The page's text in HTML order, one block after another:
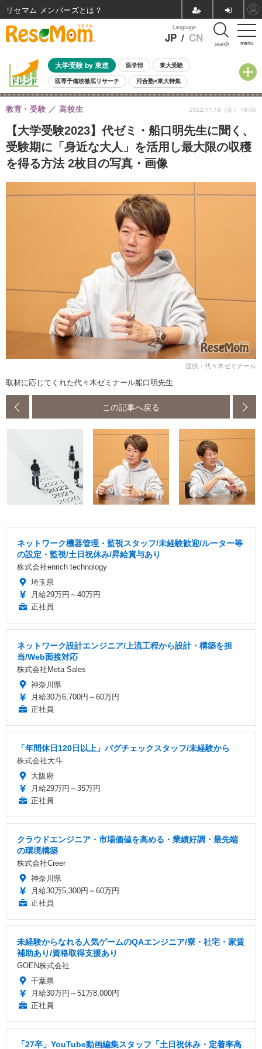
menu
Language
JP / CN search
大学受験 by 東進 医学部 東大受験
医専予備校徹底リサーチ 河合塾×東大特集
親子で考える大学選び 高校受験 中学受験 小学校受験
共通テスト 夏休み
8月開催イベント・WS 全国公立高校 過去問 人気記事
自由研究教材（小学生向け） 自由研究教材（中学生向け） ランキング
【大学受験2023】代ゼミ・船口明先生に聞く、
受験期に「身近な大人」を活用し最大限の収穫
を得る方法 2枚目の写真・画像
教育・受験 高校生 2022.11.18（金） 19:45
提供：代々木ゼミナール
取材に応じてくれた代々木ゼミナール船口明先生
この記事へ戻る
ネットワーク機器管理・監視スタッフ/未経験歓迎/ルーター等
の設定・監視/土日祝休み/昇給賞与あり
株式会社enrich technology
埼玉県
月給29万円～40万円
正社員
ネットワーク設計エンジニア/上流工程から設計・構築を担
当/Web面接対応
株式会社Meta Sales
神奈川県
月給30万6,700円～60万円
正社員
「年間休日120日以上」バグチェックスタッフ/未経験から
株式会社大斗
大阪府
月給29万円～35万円
正社員
クラウドエンジニア・市場価値を高める・業績好調・最先端
の環境構築
株式会社Creer
神奈川県
月給30万5,300円～60万円
正社員
未経験からなれる人気ゲームのQAエンジニア/寮・社宅・家賃
補助あり/資格取得支援あり
GOEN株式会社
千葉県
月給30万円～51万8,000円
正社員
「27卒」YouTube動画編集スタッフ「土日祝休み・定着率高
リセマム メンバーズ